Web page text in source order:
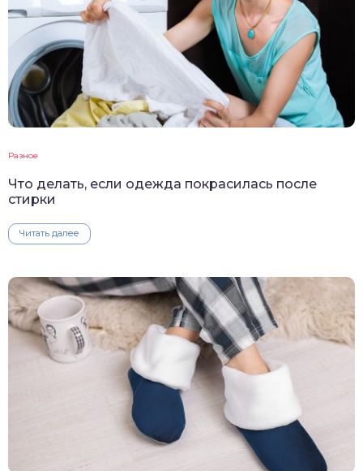
Разное
Что делать, если одежда покрасилась после
стирки
Читать далее